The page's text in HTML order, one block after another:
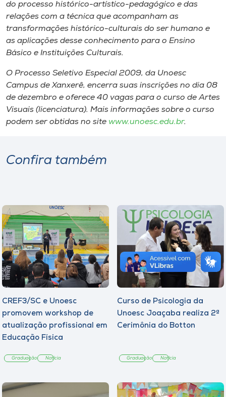
do processo histórico-artístico-pedagógico e das
relações com a técnica que acompanham as
transformações histórico-culturais do ser humano e
as aplicações desse conhecimento para o Ensino
Básico e Instituições Culturais.
O Processo Seletivo Especial 2009, da Unoesc
Campus de Xanxerê, encerra suas inscrições no dia 08
de dezembro e oferece 40 vagas para o curso de Artes
Visuais (licenciatura). Mais informações sobre o curso
podem ser obtidas no site www.unoesc.edu.br.
Confira também
CREF3/SC e Unoesc
promovem workshop de
atualização profissional em
Educação Física
Graduação Notícia
Curso de Psicologia da
Unoesc Joaçaba realiza 2ª
Cerimônia do Botton
Graduação Notícia